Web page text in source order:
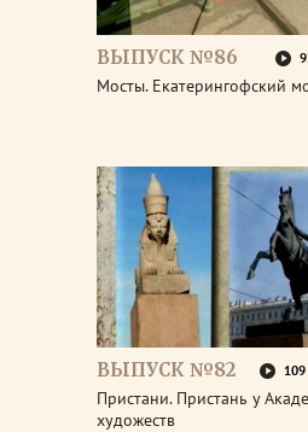
ВЫПУСК №86
Мосты. Екатерингофский
ВЫПУСК №82 109
Пристани. Пристань у
художеств